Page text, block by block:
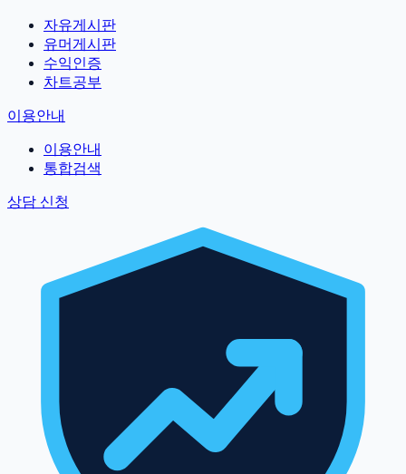
자유게시판
유머게시판
수익인증
차트공부
이용안내
이용안내
통합검색
상담 신청